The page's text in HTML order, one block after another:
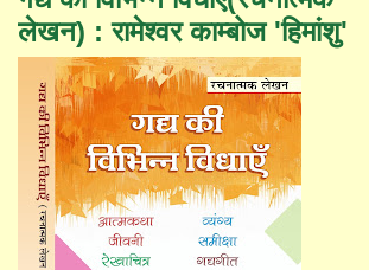
लेखन) : रामेश्वर काम्बोज 'हिमांशु'